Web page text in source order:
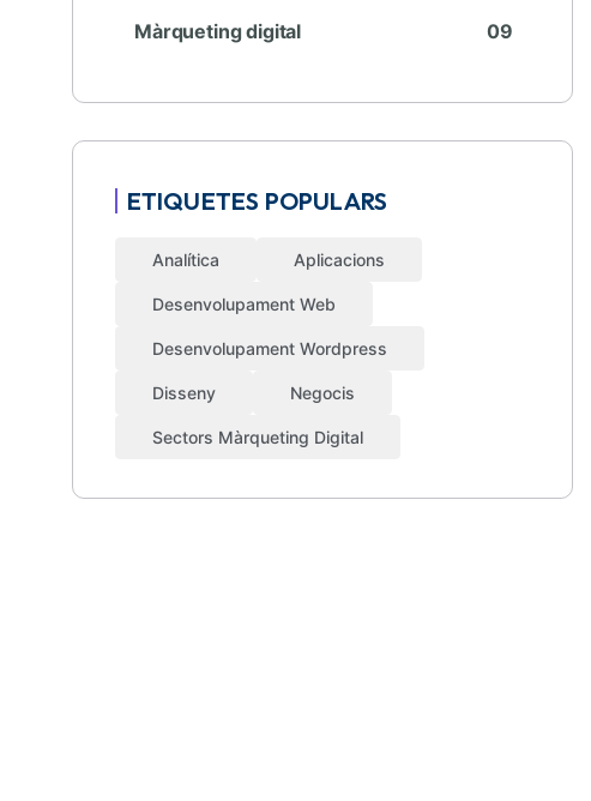
Màrqueting digital 09
ETIQUETES POPULARS
Analítica Aplicacions
Desenvolupament Web
Desenvolupament Wordpress
Disseny Negocis
Sectors Màrqueting Digital